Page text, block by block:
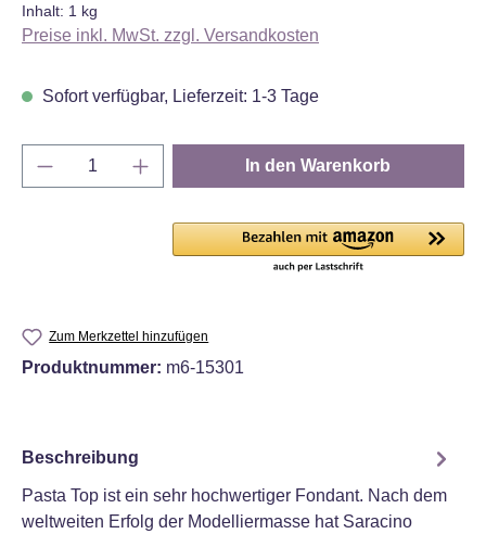
Inhalt: 1 kg
Preise inkl. MwSt. zzgl. Versandkosten
Sofort verfügbar, Lieferzeit: 1-3 Tage
Produkt Anzahl: Gib den gewünschten
In den Warenkorb
Zum Merkzettel hinzufügen
Produktnummer: m6-15301
Beschreibung
Pasta Top ist ein sehr hochwertiger Fondant. Nach dem
weltweiten Erfolg der Modelliermasse hat Saracino